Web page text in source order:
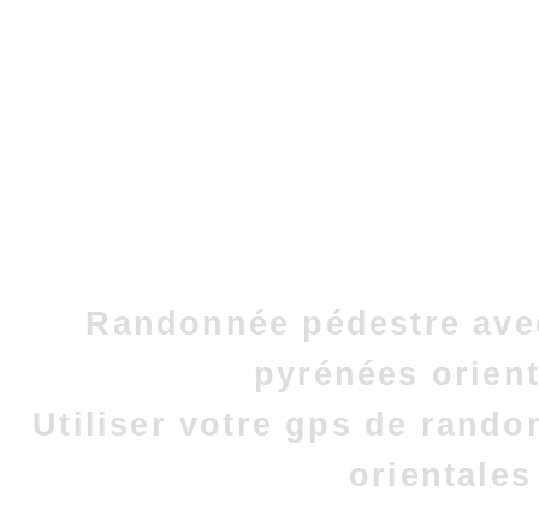
Randonnée pédestre
pyrénées
Utiliser votre gps de
orientales